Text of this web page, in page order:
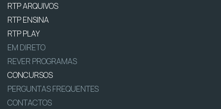
RTP ARQUIVOS
RTP ENSINA
RTP PLAY
EM DIRETO
REVER PROGRAMAS
CONCURSOS
PERGUNTAS FREQUENTES
CONTACTOS